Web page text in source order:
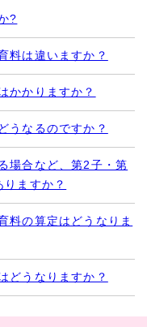
?
料は違いますか？
かかりますか？
うなるのですか？
場合など、第2子・第
ますか？
料の算定はどうなりま
どうなりますか？